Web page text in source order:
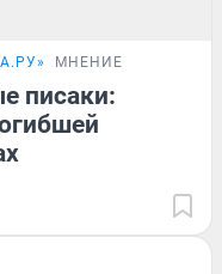
МНЕНИЕ
писаки: